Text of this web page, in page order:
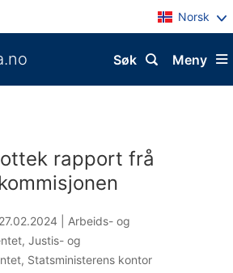
Norsk
Meny
Søk
rapport frå
Arbeids- og
, Justis- og
, Statsministerens kontor